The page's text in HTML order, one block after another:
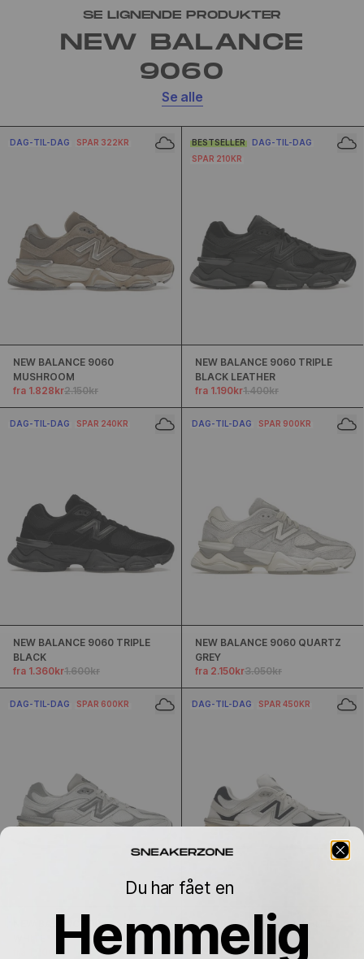
SE LIGNENDE PRODUKTER
NEW BALANCE
9060
Se alle
DAG-TIL-DAG SPAR 322KR
NEW BALANCE 9060
MUSHROOM
fra 1.828kr2.150kr
BESTSELLER
DAG-TIL-DAG
SPAR 210KR
NEW BALANCE 9060 TRIPLE
BLACK LEATHER
fra 1.190kr1.400kr
DAG-TIL-DAG SPAR 240KR
NEW BALANCE 9060 TRIPLE
BLACK
fra 1.360kr1.600kr
DAG-TIL-DAG SPAR 900KR
NEW BALANCE 9060 QUARTZ
GREY
fra 2.150kr3.050kr
DAG-TIL-DAG SPAR 600KR
NEW BALANCE 9060 SEA SALT
fra 1.200kr1.800kr
DAG-TIL-DAG SPAR 450KR
NEW BALANCE 9060 WHITE
NAVY
fra 1.400kr1.850kr
Du har fået en
Hemmelig